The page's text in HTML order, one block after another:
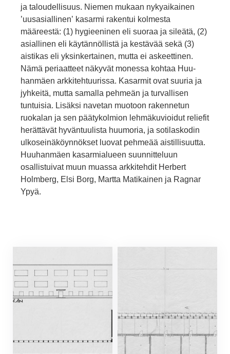
ja taloudellisuus. Niemen mukaan nykyaikainen
’uusasiallinen’ kasarmi rakentui kolmes­ta
määreestä: (1) hygieeninen eli suoraa ja sileätä, (2)
asiallinen eli käytännöllistä ja kestävää sekä (3)
aistikas eli yksinkertainen, mutta ei askeettinen.
Nämä periaatteet näkyvät monessa kohtaa Huu­
hanmäen arkkitehtuurissa. Kasarmit ovat suuria ja
jyhkeitä, mutta samalla pehmeän ja turvallisen
tuntuisia. Lisäksi navetan muotoon rakennetun
ruokalan ja sen päätykolmion lehmäkuvioidut reliefit
herättävät hyväntuulista huumoria, ja sotilaskodin
ulkoseinäköyn­nökset luovat pehmeää aistillisuutta.
Huuhanmäen kasarmialu­een suunnitteluun
osallistuivat muun muassa arkkitehdit Herbert
Holmberg, Elsi Borg, Martta Matikainen ja Ragnar
Ypyä.